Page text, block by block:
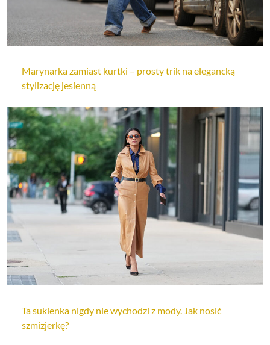
Marynarka zamiast kurtki – prosty trik na elegancką
stylizację jesienną
Ta sukienka nigdy nie wychodzi z mody. Jak nosić
szmizjerkę?